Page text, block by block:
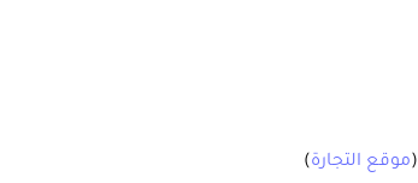
(موقع التجارة)